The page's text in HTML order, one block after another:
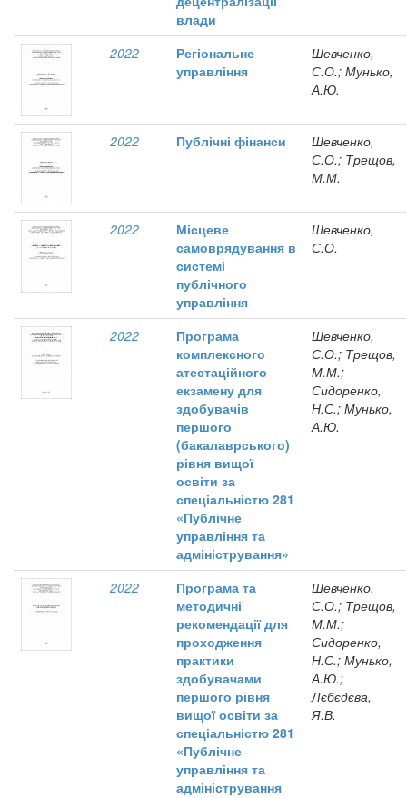
влади
2022
Регіональне
управління
Шевченко,
С.О.; Мунько,
А.Ю.
2022 Публічні фінанси
Шевченко,
С.О.; Трещов,
М.М.
2022
Місцеве
самоврядування в
системі
публічного
управління
Шевченко,
С.О.
2022
Програма
комплексного
атестаційного
екзамену для
здобувачів
першого
(бакалаврського)
рівня вищої
освіти за
спеціальністю 281
«Публічне
управління та
адміністрування»
Шевченко,
С.О.; Трещов,
М.М.;
Сидоренко,
Н.С.; Мунько,
А.Ю.
2022
Програма та
методичні
рекомендації для
проходження
практики
здобувачами
першого рівня
вищої освіти за
спеціальністю 281
«Публічне
управління та
адміністрування
Шевченко,
С.О.; Трещов,
М.М.;
Сидоренко,
Н.С.; Мунько,
А.Ю.;
Лєбєдєва,
Я.В.